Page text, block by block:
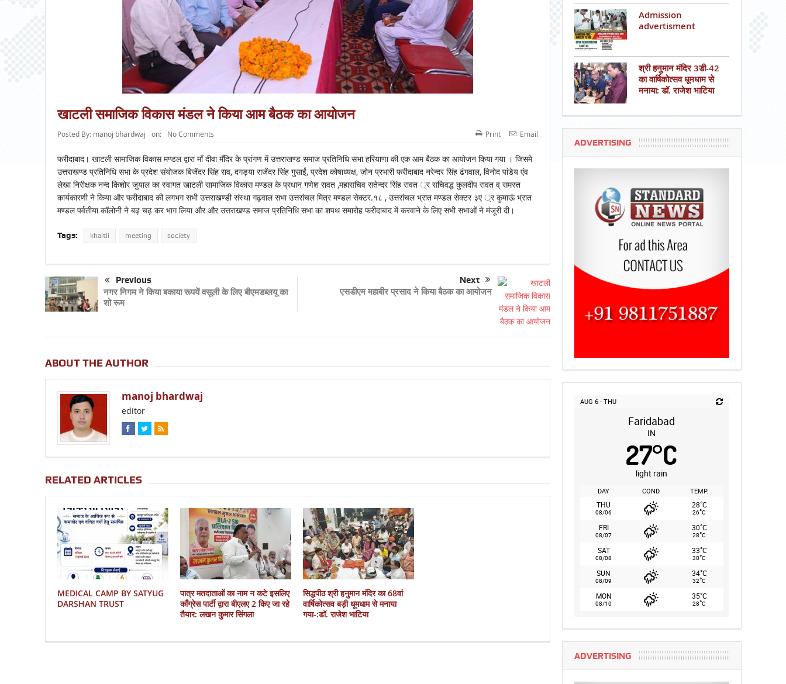
खाटली समाजिक विकास मंडल ने किया आम बैठक का आयोजन
Posted By: manoj bhardwaj on: No Comments Print Email
फरीदाबाद। खाटली सामाजिक विकास मण्डल द्वारा माँ दीवा मँदिर के प्रांगण में उत्तराखण्ड समाज प्रतिनिधि सभा हरियाणा की एक आम बैठक का आयोजन किया गया । जिसमे
उत्तराखण्ड प्रतिनिधि सभा के प्रदेश संयोजक बिजेंदर सिंह राव, दगड्या राजेंदर सिंह गुसाईं, प्रदेश कोषाध्यक्ष, ज़ोन प्रभारी फरीदाबाद नरेन्दर सिंह ढंगवाल, विनोद पांडेय एंव
लेखा निरीक्षक नन्द किशोर जुयाल का स्वागत खाटली सामाजिक विकास मण्डल के प्रधान गणेश रावत ,महासचिव सतेन्दर सिंह रावत ्र सचिवद्ध कुलदीप रावत व् समस्त
कार्यकारणी ने किया और फरीदाबाद की लगभग सभी उत्तराखण्डी संस्था गढ़वाल सभा उत्तरांचल मित्र मण्डल सेक्टर.१८ , उत्तरांचल भ्रात मण्डल सेक्टर ३ए ्र कुमाऊं भ्रात
मण्डल पर्वतीया कॉलोनी ने बढ़ चढ़ कर भाग लिया और और उत्तराखण्ड समाज प्रतिनिधि सभा का शपथ समारोह फरीदाबाद में करवाने के लिए सभी सभाओं ने मंजूरी दी।
Tags: khaltli meeting society
Previous
नगर निगम ने किया बकाया रूपयें वसूली के लिए बीएमडब्लयू का
शो रूम
Next
एसडीएम महाबीर प्रसाद ने किया बैठक का आयोजन
ABOUT THE AUTHOR
manoj bhardwaj
editor
RELATED ARTICLES
MEDICAL CAMP BY SATYUG
DARSHAN TRUST
पात्र मतदाताओं का नाम न कटे इसलिए
काँग्रेस पार्टी द्वारा बीएलए 2 किए जा रहे
तैयार: लखन कुमार सिंगला
सिद्धपीठ श्री हनुमान मंदिर का 68वां
वार्षिकोत्सव बड़ी धूमधाम से मनाया
गया-:डॉ. राजेश भाटिया
Admission
advertisment
श्री हनुमान मंदिर 3डी-42
का वार्षिकोत्सव धूमधाम से
मनाया: डॉ. राजेश भाटिया
ADVERTISING
AUG 6 - THU
Faridabad
IN
27°C
light rain
DAY COND. TEMP.
THU
08/06
28°C
26°C
FRI
08/07
30°C
28°C
SAT
08/08
33°C
30°C
SUN
08/09
34°C
32°C
MON
08/10
35°C
28°C
ADVERTISING